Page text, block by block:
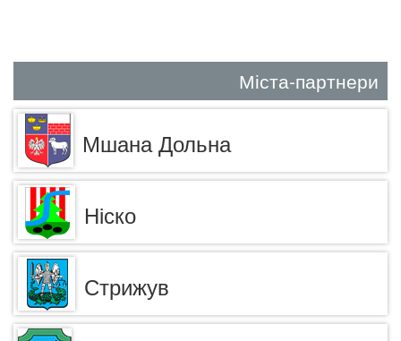
Міста-партнери
Мшана Дольна
Ніско
Стрижув